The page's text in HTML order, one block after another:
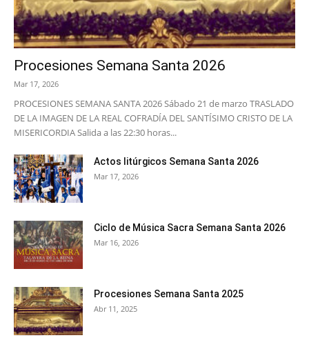
Procesiones Semana Santa 2026
Mar 17, 2026
PROCESIONES SEMANA SANTA 2026 Sábado 21 de marzo TRASLADO
DE LA IMAGEN DE LA REAL COFRADÍA DEL SANTÍSIMO CRISTO DE LA
MISERICORDIA Salida a las 22:30 horas...
Actos litúrgicos Semana Santa 2026
Mar 17, 2026
Ciclo de Música Sacra Semana Santa 2026
Mar 16, 2026
Procesiones Semana Santa 2025
Abr 11, 2025